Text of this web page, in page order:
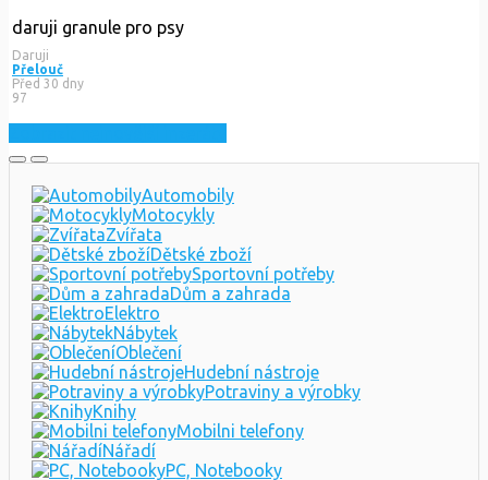
daruji granule pro psy
Daruji
Přelouč
Před 30 dny
97
Automobily
Motocykly
Zvířata
Dětské zboží
Sportovní potřeby
Dům a zahrada
Elektro
Nábytek
Oblečení
Hudební nástroje
Potraviny a výrobky
Knihy
Mobilni telefony
Nářadí
PC, Notebooky